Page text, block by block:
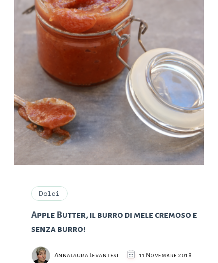
Dolci
Apple Butter, il burro di mele cremoso e
senza burro!
Annalaura Levantesi 11 Novembre 2018